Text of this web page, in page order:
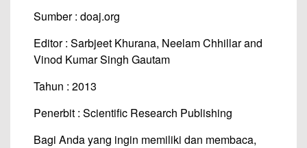
Sumber : doaj.org
Editor : Sarbjeet Khurana, Neelam Chhillar and
Vinod Kumar Singh Gautam
Tahun : 2013
Penerbit : Scientific Research Publishing
Bagi Anda yang ingin memiliki dan membaca,